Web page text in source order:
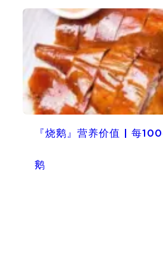
『烧鹅』营养价值 | 每
鹅